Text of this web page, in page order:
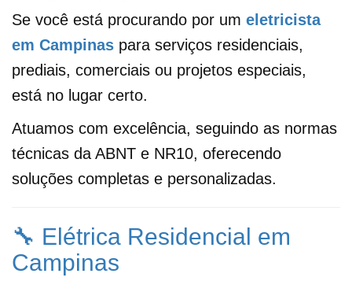
Se você está procurando por um eletricista
em Campinas para serviços residenciais,
prediais, comerciais ou projetos especiais,
está no lugar certo.
Atuamos com excelência, seguindo as normas
técnicas da ABNT e NR10, oferecendo
soluções completas e personalizadas.
🔧 Elétrica Residencial em
Campinas